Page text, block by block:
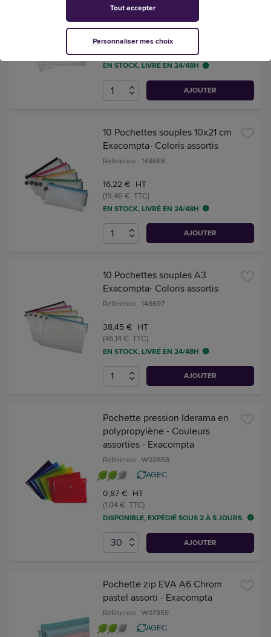
15,74 € HT
(18,89 € TTC)
EN STOCK, LIVRÉ EN 24/48H
AJOUTER
10 Pochettes souples 10x21 cm
Exacompta- Coloris assortis
Référence : 148688
16,22 € HT
(19,46 € TTC)
EN STOCK, LIVRÉ EN 24/48H
AJOUTER
10 Pochettes souples A3
Exacompta- Coloris assortis
Référence : 148697
38,45 € HT
(46,14 € TTC)
EN STOCK, LIVRÉ EN 24/48H
AJOUTER
Pochette pression Iderama en
polypropylène - Couleurs
assorties - Exacompta
Référence : W02658
AGEC
0,87 € HT
(1,04 € TTC)
DISPONIBLE, EXPÉDIÉ SOUS 2 À 5 JOURS.
AJOUTER
Pochette zip EVA A6 Chrom
pastel assorti - Exacompta
Référence : W07359
AGEC
Personnaliser mes choix
Tout accepter